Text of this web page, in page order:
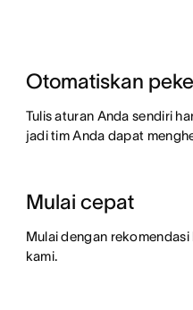
Otomatiskan
Tulis aturan Anda sendiri
jadi tim Anda dapat
Mulai cepat
Mulai dengan
kami.